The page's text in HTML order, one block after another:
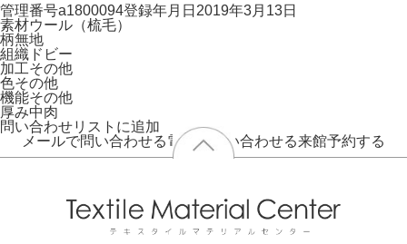
管理番号a1800094登録年月日 2019年3月13日
素材ウール（梳毛）
柄無地
組織 ドビー
加工その他
色その他
機能その他
厚み中肉
問い合わせリストに追加
メールで問い合わせる電話で問い合わせる来館予約する